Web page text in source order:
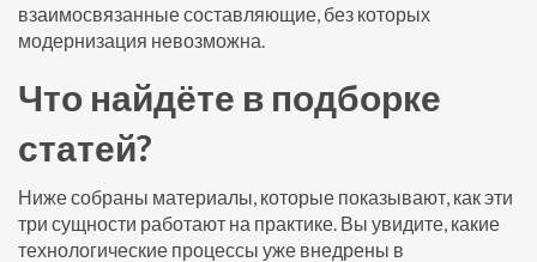
взаимосвязанные составляющие, без которых
модернизация невозможна.
Что найдёте в подборке
статей?
Ниже собраны материалы, которые показывают, как эти
три сущности работают на практике. Вы увидите, какие
технологические процессы уже внедрены в